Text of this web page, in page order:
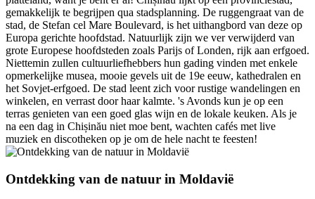
gemakkelijk te begrijpen qua stadsplanning. De ruggengraat van de
stad, de Stefan cel Mare Boulevard, is het uithangbord van deze op
Europa gerichte hoofdstad. Natuurlijk zijn we ver verwijderd van
grote Europese hoofdsteden zoals Parijs of Londen, rijk aan erfgoed.
Niettemin zullen cultuurliefhebbers hun gading vinden met enkele
opmerkelijke musea, mooie gevels uit de 19e eeuw, kathedralen en
het Sovjet-erfgoed. De stad leent zich voor rustige wandelingen en
winkelen, en verrast door haar kalmte. 's Avonds kun je op een
terras genieten van een goed glas wijn en de lokale keuken. Als je
na een dag in Chișinău niet moe bent, wachten cafés met live
muziek en discotheken op je om de hele nacht te feesten!
Ontdekking van de natuur in Moldavië